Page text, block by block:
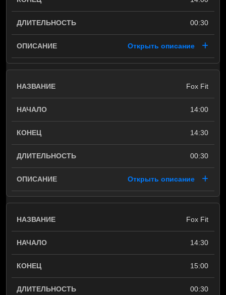
00:30
Открыть описание
Fox Fit
14:00
14:30
00:30
Открыть описание
Fox Fit
14:30
15:00
00:30